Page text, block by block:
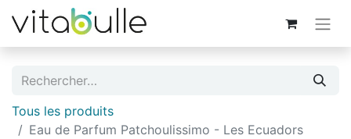
Tous les produits
Eau de Parfum Patchoulissimo - Les Ecuadors